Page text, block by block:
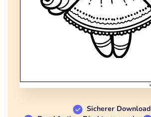
Sicherer Download